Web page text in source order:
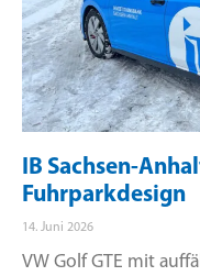
IB Sachsen-
Fuhrparkdesign
14. Juni 2026
VW Golf GTE mit